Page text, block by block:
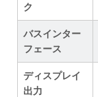
ク
バスインター
フェース
ディスプレイ
出力